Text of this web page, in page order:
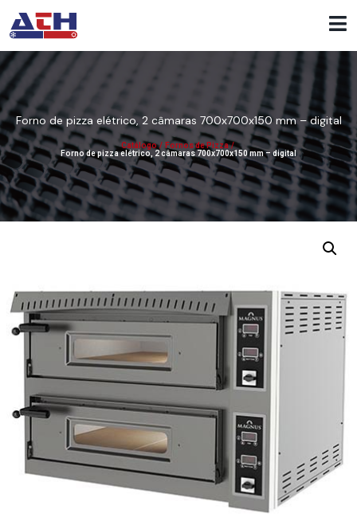
Forno de pizza elétrico, 2 câmaras 700x700x150 mm – digital
Catálogo / Fornos de Pizza /
Forno de pizza elétrico, 2 câmaras 700x700x150 mm – digital